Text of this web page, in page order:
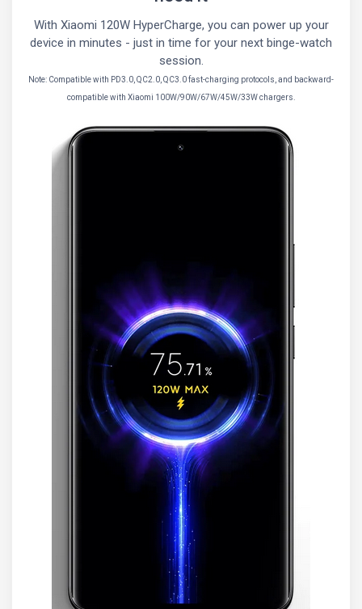
With Xiaomi 120W HyperCharge, you can power up your
device in minutes - just in time for your next binge-watch
session.
Note: Compatible with PD3.0, QC2.0, QC3.0 fast-charging protocols, and backward-
compatible with Xiaomi 100W/90W/67W/45W/33W chargers.